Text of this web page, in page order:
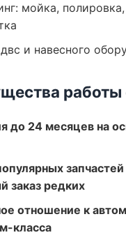
мойка, полировка,
и навесного
работы
до 24 месяцев на
запчастей
заказ редких
отношение к
класса